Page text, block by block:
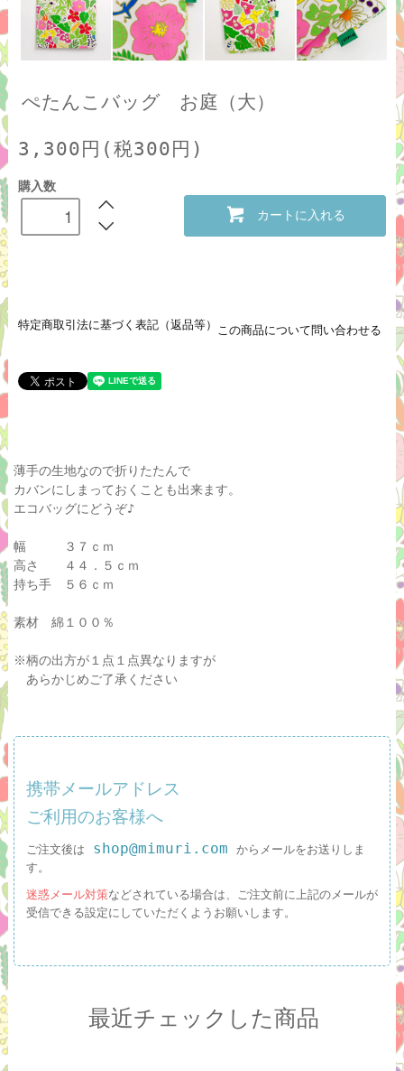
ぺたんこバッグ お庭（大）
3,300円(税300円)
購入数
カートに入れる
特定商取引法に基づく表記（返品等） この商品について問い合わせる
薄手の生地なので折りたたんで
カバンにしまっておくことも出来ます。
エコバッグにどうぞ♪
幅 ３７ｃｍ
高さ ４４．５ｃｍ
持ち手 ５６ｃｍ
素材 綿１００％
※柄の出方が１点１点異なりますが
あらかじめご了承ください
携帯メールアドレス
ご利用のお客様へ
ご注文後は shop@mimuri.com
からメールをお送りしま
す。
迷惑メール対策などされている場合は、ご注文前に上記のメールが
受信できる設定にしていただくようお願いします。
最近チェックした商品